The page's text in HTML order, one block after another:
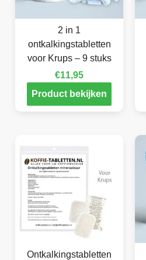
2 in 1
ontkalkingstabletten
voor Krups – 9 stuks
€11,95
Product bekijken
Ontkalkingstabletten